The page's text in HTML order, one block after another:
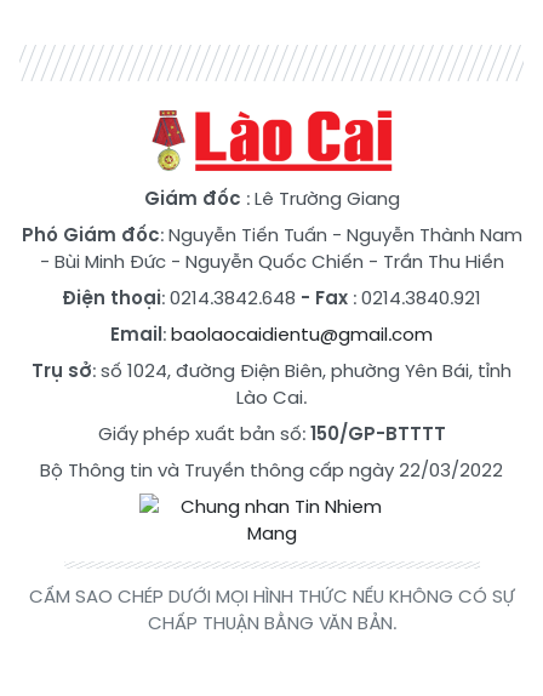
Giám đốc : Lê Trường Giang
Phó Giám đốc:Nguyễn Tiến Tuấn - Nguyễn Thành Nam
- Bùi Minh Đức- Nguyễn Quốc Chiến - Trần Thu Hiền
Điện thoại: 0214.3842.648 - Fax : 0214.3840.921
Email:baolaocaidientu@gmail.com
Trụ sở: số 1024, đường Điện Biên, phường Yên Bái, tỉnh
Lào Cai.
Giấy phép xuất bản số:150/GP-BTTTT
Bộ Thông tin và Truyền thông cấp ngày 22/03/2022
CẤM SAO CHÉP DƯỚI MỌI HÌNH THỨC NẾU KHÔNG CÓ SỰ
CHẤP THUẬN BẰNG VĂN BẢN.